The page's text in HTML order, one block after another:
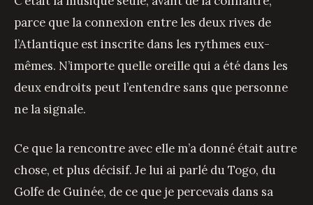
parce que la connexion entre les deux rives de
l’Atlantique est inscrite dans les rythmes eux-
mêmes. N’importe quelle oreille qui a été dans les
deux endroits peut l’entendre sans que personne
ne la signale.
Ce que la rencontre avec elle m’a donné était autre
chose, et plus décisif. Je lui ai parlé du Togo, du
Golfe de Guinée, de ce que je percevais dans sa